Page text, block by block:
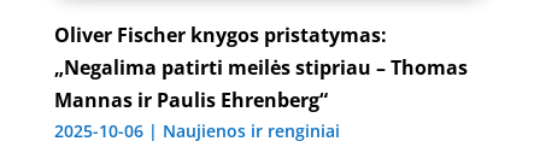
Oliver Fischer knygos pristatymas:
„Negalima patirti meilės stipriau – Thomas
Mannas ir Paulis Ehrenberg“
2025-10-06| Naujienos ir renginiai